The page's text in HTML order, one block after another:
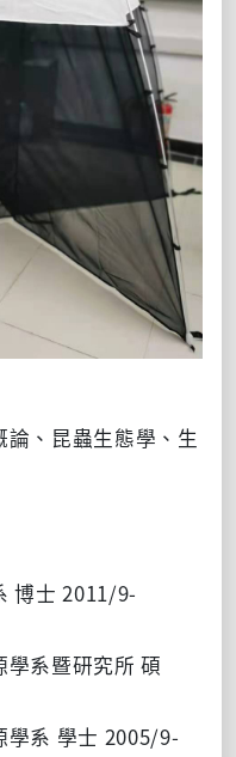
、昆蟲生態學、生
博士2011/9-
系暨研究所 碩
學系 學士 2005/9-